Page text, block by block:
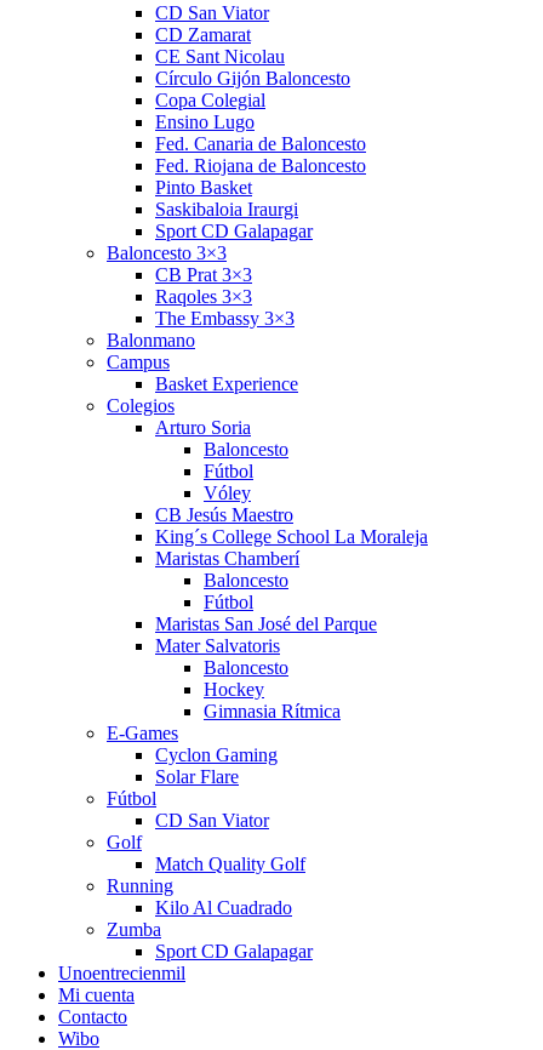
CD San Viator
CD Zamarat
CE Sant Nicolau
Círculo Gijón Baloncesto
Copa Colegial
Ensino Lugo
Fed. Canaria de Baloncesto
Fed. Riojana de Baloncesto
Pinto Basket
Saskibaloia Iraurgi
Sport CD Galapagar
Baloncesto 3×3
CB Prat 3×3
Raqoles 3×3
The Embassy 3×3
Balonmano
Campus
Basket Experience
Colegios
Arturo Soria
Baloncesto
Fútbol
Vóley
CB Jesús Maestro
King´s College School La Moraleja
Maristas Chamberí
Baloncesto
Fútbol
Maristas San José del Parque
Mater Salvatoris
Baloncesto
Hockey
Gimnasia Rítmica
E-Games
Cyclon Gaming
Solar Flare
Fútbol
CD San Viator
Golf
Match Quality Golf
Running
Kilo Al Cuadrado
Zumba
Sport CD Galapagar
Unoentrecienmil
Mi cuenta
Contacto
Wibo